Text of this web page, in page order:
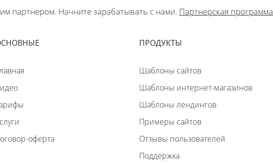
партнером. Начните зарабатывать с нами. Партнерская программа
оферта
ПРОДУКТЫ
Шаблоны сайтов
Шаблоны интернет-магазинов
Шаблоны лендингов
Примеры сайтов
Отзывы пользователей
Поддержка